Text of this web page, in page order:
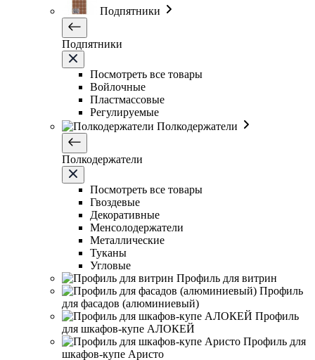
Подпятники
Подпятники
Посмотреть все товары
Войлочные
Пластмассовые
Регулируемые
Полкодержатели
Полкодержатели
Посмотреть все товары
Гвоздевые
Декоративные
Менсолодержатели
Металлические
Туканы
Угловые
Профиль для витрин
Профиль
для фасадов (алюминиевый)
Профиль
для шкафов-купе АЛОКЕЙ
Профиль для
шкафов-купе Аристо